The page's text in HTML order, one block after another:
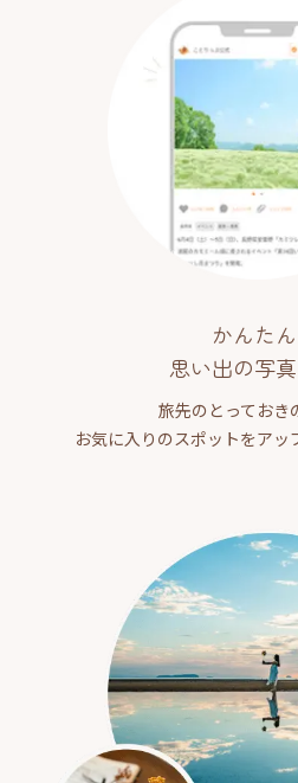
かんた
思い出の写
旅先のとっておき
お気に入りのスポットをアッ